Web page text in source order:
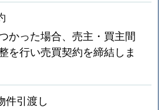
かった場合、売主・買主間
を行い売買契約を締結しま
件引渡し